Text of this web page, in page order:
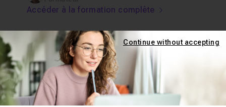
Accéder à la formation complète